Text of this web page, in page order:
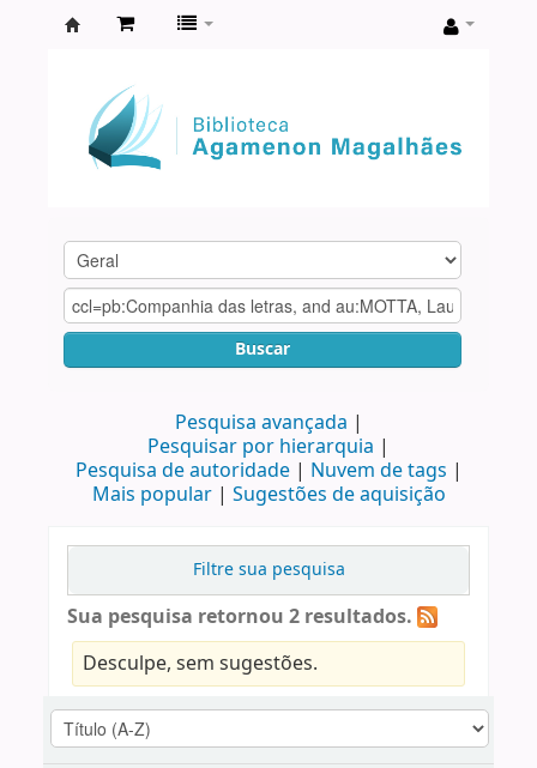
Agamenon
Magalhães
Buscar
Pesquisa avançada
Pesquisar por hierarquia
Pesquisa de autoridade
Nuvem de tags
Mais popular
Sugestões de aquisição
Filtre sua pesquisa
Sua pesquisa retornou 2 resultados.
Desculpe, sem sugestões.